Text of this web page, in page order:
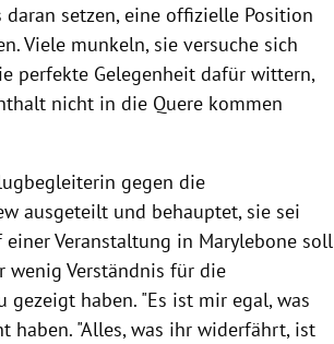
setzen, eine offizielle Position
Viele munkeln, sie versuche sich
perfekte Gelegenheit dafür wittern,
nicht in die Quere kommen
gegen die
ausgeteilt und behauptet, sie sei
Veranstaltung in Marylebone soll
wenig Verständnis für die
haben. "Es ist mir egal, was
haben. "Alles, was ihr widerfährt, ist